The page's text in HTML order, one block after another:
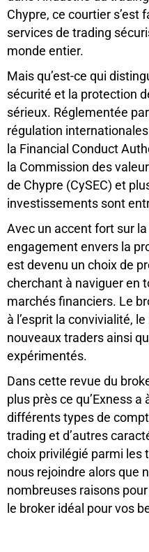
Chypre, ce courtier s’est
services de trading
monde entier.
Mais qu’est-ce qui
sécurité et la protection
sérieux. Réglementée
régulation
la Financial Conduct
la Commission des
de Chypre (CySEC) et
investissements sont
Avec un accent fort sur
engagement envers la
est devenu un choix de
cherchant à naviguer en
marchés financiers. Le
à l’esprit la convivialité,
nouveaux traders ainsi
expérimentés.
Dans cette revue du
plus près ce qu’Exness
différents types de
trading et d’autres
choix privilégié parmi les
nous rejoindre alors que
nombreuses raisons
le broker idéal pour vos